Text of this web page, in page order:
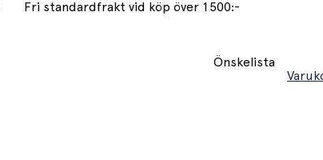
Fri standardfrakt vid köp över 1500:-
Önskelista